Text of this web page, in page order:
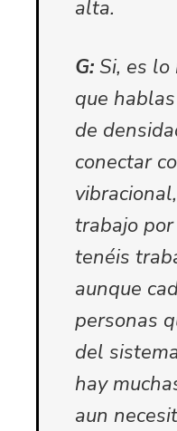
alta.
G: Si, es
que
de
conectar
trabajo
tenéis
aunque
personas
del
hay
aun